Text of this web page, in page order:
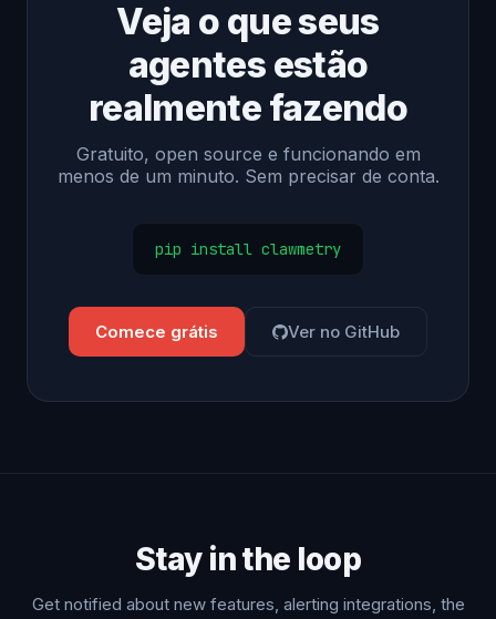
Veja o que seus
agentes estão
realmente fazendo
Gratuito, open source e funcionando em
menos de um minuto. Sem precisar de conta.
pip install clawmetry
Comece grátis Ver no GitHub
Stay in the loop
Get notified about new features, alerting integrations, the